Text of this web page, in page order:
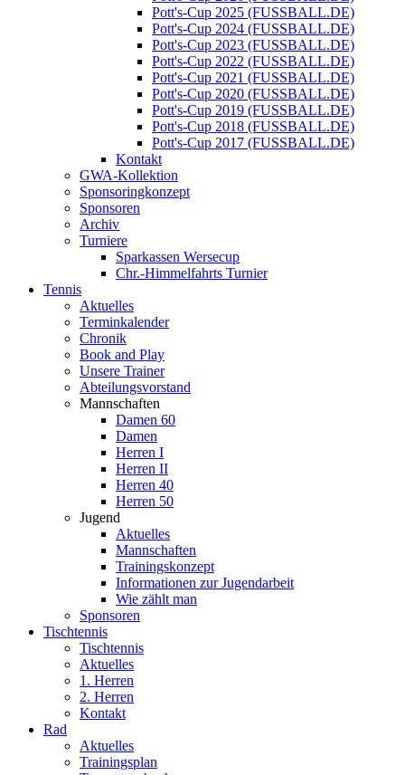
Pott's-Cup 2025 (FUSSBALL.DE)
Pott's-Cup 2024 (FUSSBALL.DE)
Pott's-Cup 2023 (FUSSBALL.DE)
Pott's-Cup 2022 (FUSSBALL.DE)
Pott's-Cup 2021 (FUSSBALL.DE)
Pott's-Cup 2020 (FUSSBALL.DE)
Pott's-Cup 2019 (FUSSBALL.DE)
Pott's-Cup 2018 (FUSSBALL.DE)
Pott's-Cup 2017 (FUSSBALL.DE)
Kontakt
GWA-Kollektion
Sponsoringkonzept
Sponsoren
Archiv
Turniere
Sparkassen Wersecup
Chr.-Himmelfahrts Turnier
Tennis
Aktuelles
Terminkalender
Chronik
Book and Play
Unsere Trainer
Abteilungsvorstand
Mannschaften
Damen 60
Damen
Herren I
Herren II
Herren 40
Herren 50
Jugend
Aktuelles
Mannschaften
Trainingskonzept
Informationen zur Jugendarbeit
Wie zählt man
Sponsoren
Tischtennis
Tischtennis
Aktuelles
1. Herren
2. Herren
Kontakt
Rad
Aktuelles
Trainingsplan